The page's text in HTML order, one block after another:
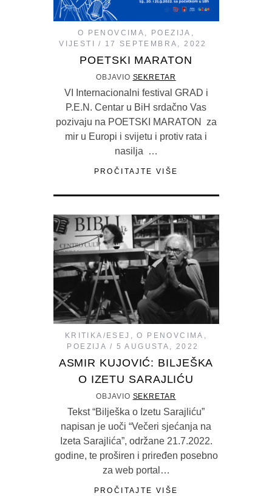
O PENOVCIMA POEZIJA
VIJESTI
17 SEPTEMBRA, 2022
POETSKI MARATON
OBJAVIO SEKRETAR
VI Internacionalni festival GRAD i
P.E.N. Centar u BiH srdačno Vas
pozivaju na POETSKI MARATON za
mir u Europi i svijetu i protiv rata i
nasilja …
PROČITAJTE VIŠE
KRITIKA/ESEJ ,O PENOVCIMA ,
POEZIJA
5 AUGUSTA, 2022
ASMIR KUJOVIĆ: BILJEŠKA
O IZETU SARAJLIĆU
OBJAVIO SEKRETAR
Tekst “Bilješka o Izetu Sarajliću”
napisan je uoči “Večeri sjećanja na
Izeta Sarajlića”, održane 21.7.2022.
godine, te proširen i priređen posebno
za web portal…
PROČITAJTE VIŠE